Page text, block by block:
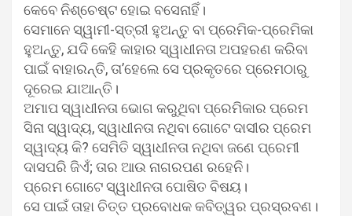
କେବେ ନିଶ୍ଚେଷ୍ଟ ହୋଇ ବସେନାହିଁ।
ସେମାନେ ସ୍ୱାମୀ-ସ୍ତ୍ରୀ ହୁଅନ୍ତୁ ବା ପ୍ରେମିକ-ପ୍ରେମିକା
ହୁଅନ୍ତୁ, ଯଦି କେହି କାହାର ସ୍ୱାଧୀନତା ଅପହରଣ କରିବା
ପାଇଁ ବାହାରନ୍ତି, ତା’ହେଲେ ସେ ପ୍ରକୃତରେ ପ୍ରେମଠାରୁ
ଦୂରେଇ ଯାଆନ୍ତି।
ଅମାପ ସ୍ୱାଧୀନତା ଭୋଗ କରୁଥିବା ପ୍ରେମିକାର ପ୍ରେମ
ସିନା ସ୍ୱାଦ୍ୟ, ସ୍ୱାଧୀନତା ନଥିବା ଗୋଟେ ଦାସୀର ପ୍ରେମ
ସ୍ୱାଦ୍ୟ କି? ସେମିତି ସ୍ୱାଧୀନତା ନଥିବା ଜଣେ ପ୍ରେମୀ
ଦାସପରି ଜିଏଁ; ତାର ଆଉ ନାଗରପଣ ରହେନି।
ପ୍ରେମ ଗୋଟେ ସ୍ୱାଧୀନତା ପୋଷିତ ବିଷୟ।
ସେ ପାଇଁ ତାହା ଚିତ୍ତ ପ୍ରବୋଧକ କବିତ୍ୱର ପ୍ରସ୍ରବଣ।